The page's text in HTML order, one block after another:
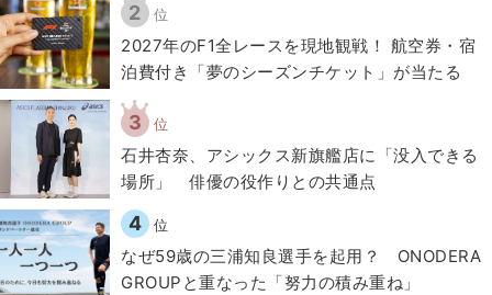
2 位
2027年のF1全レースを現地観戦！ 航空券・宿
泊費付き「夢のシーズンチケット」が当たる
3 位
石井杏奈、アシックス新旗艦店に「没入できる
場所」 俳優の役作りとの共通点
4 位
なぜ59歳の三浦知良選手を起用？ ONODERA
GROUPと重なった「努力の積み重ね」